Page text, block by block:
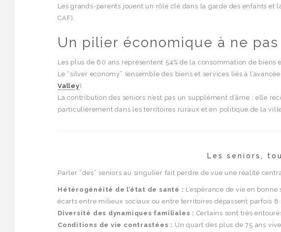
Les grands-parents jouent un rôle clé dans la garde des enfants
CAF).
Un pilier économique à ne
Les plus de 60 ans représentent 54% de la consommation de
Le “silver economy” (ensemble des biens et services liés à
Valley).
La contribution des seniors n’est pas un supplément d’âme : elle
particulièrement dans les territoires ruraux et en politique de la
Les seniors,
Parler “des” seniors au singulier fait perdre de vue une réalité
Hétérogénéité de l’état de santé : L’espérance de vie en
écarts entre milieux sociaux ou entre territoires dépassent parfois 8
Diversité des dynamiques familiales : Certains sont très
Conditions de vie contrastées : Un quart des plus de 75 ans